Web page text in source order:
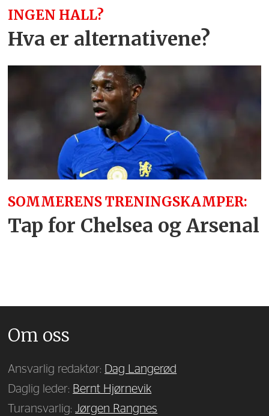
INGEN HALL?
Hva er alternativene?
SOMMERENS TRENINGSKAMPER:
Tap for Chelsea og Arsenal
Om oss
Ansvarlig redaktør: Dag Langerød
Daglig leder: Bernt Hjørnevik
Turansvarlig:Jørgen Rangnes